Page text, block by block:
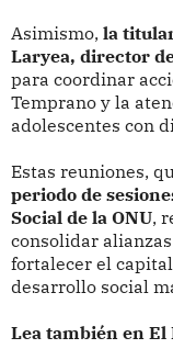
Asimismo, la
Laryea, director
para coordinar
Temprano y la
adolescentes con
Estas reuniones,
periodo de
Social de la ONU,
consolidar
fortalecer el
desarrollo social
Lea también en El